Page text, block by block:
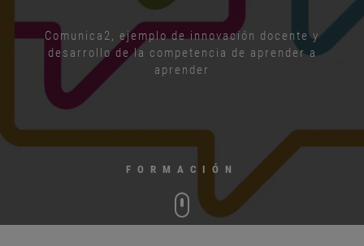
Comunica2, ejemplo de innovación docente y
desarrollo de la competencia de aprender a
aprender
FORMACIÓN